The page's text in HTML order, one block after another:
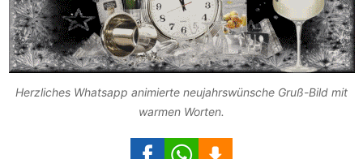
Herzliches Whatsapp animierte neujahrswünsche Gruß-Bild mit
warmen Worten.